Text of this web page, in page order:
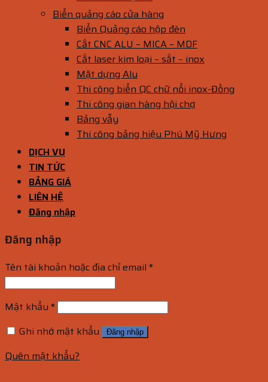
Biển quảng cáo cửa hàng
Biển Quảng cáo hộp đèn
Cắt CNC ALU – MICA – MDF
Cắt laser kim loại – sắt – inox
Mặt dựng Alu
Thi công biển QC chữ nổi inox-Đồng
Thi công gian hàng hội chợ
Bảng vẫy
Thi công bảng hiệu Phú Mỹ Hưng
DỊCH VỤ
TIN TỨC
BẢNG GIÁ
LIÊN HỆ
Đăng nhập
Đăng nhập
Tên tài khoản hoặc địa chỉ email *
Mật khẩu *
Ghi nhớ mật khẩu
Đăng nhập
Quên mật khẩu?